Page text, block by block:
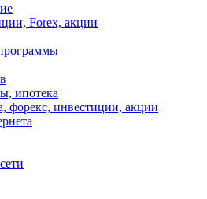
Forex, акции
ипотека
форекс, инвестиции, акции